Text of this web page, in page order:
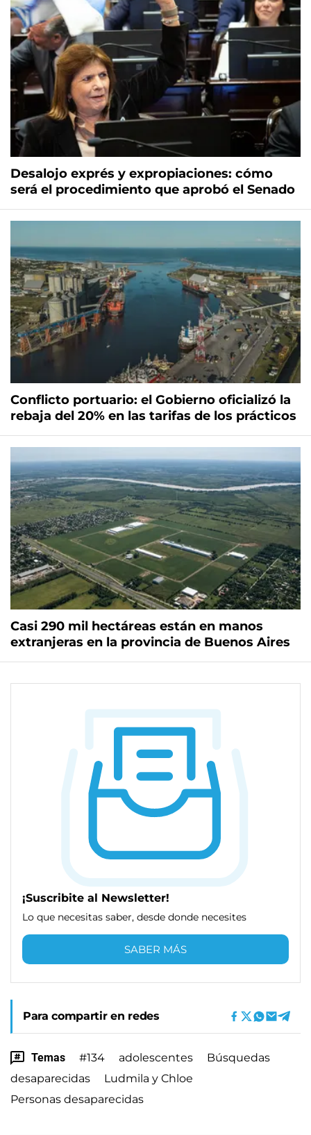
Desalojo exprés y expropiaciones: cómo
será el procedimiento que aprobó el Senado
Conflicto portuario: el Gobierno oficializó la
rebaja del 20% en las tarifas de los prácticos
Casi 290 mil hectáreas están en manos
extranjeras en la provincia de Buenos Aires
¡Suscribite al Newsletter!
Lo que necesitas saber, desde donde necesites
SABER MÁS
Para compartir en redes
Temas #134 adolescentes
Búsquedas
desaparecidas
Ludmila y Chloe
Personas desaparecidas